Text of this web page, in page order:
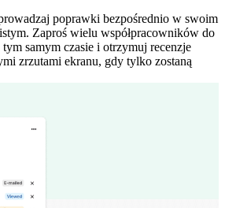
poprawki bezpośrednio w swoim
Zaproś wielu współpracowników do
samym czasie i otrzymuj recenzje
zrzutami ekranu, gdy tylko zostaną